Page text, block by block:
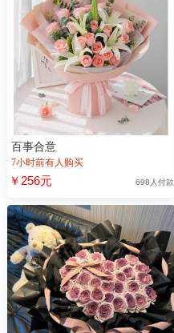
百事合意
7小时前有人购买
￥256元 698人付款